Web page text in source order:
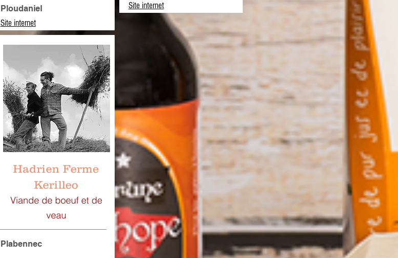
Ploudaniel
Site internet
Site internet
Hadrien Ferme
Kerilleo
Viande de boeuf et de
veau
Plabennec